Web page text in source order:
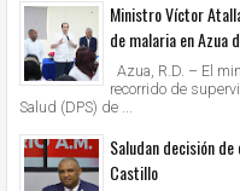
Ministro Víctor
de malaria en Azua
Azua, R.D. – El
recorrido de
Salud (DPS) de ...
Saludan decisión
Castillo